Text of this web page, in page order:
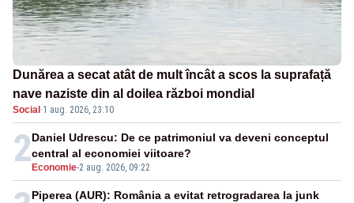
Dunărea a secat atât de mult încât a scos la suprafață
nave naziste din al doilea război mondial
Social ·1 aug. 2026, 23:10
2 Economie-2 aug. 2026, 09:22
Daniel Udrescu: De ce patrimoniul va deveni conceptul
central al economiei viitoare?
Piperea (AUR): România a evitat retrogradarea la junk